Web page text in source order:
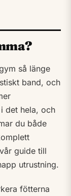
så länge
band, och
det hela, och
du både
guide till
utrustning.
fötterna